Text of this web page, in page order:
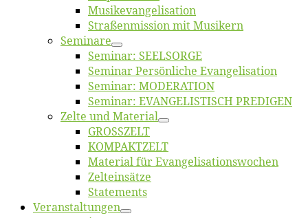
Musikevan­ge­li­sa­tion
Straßenmis­sion mit Musikern
Se­mi­na­re
Se­mi­nar: SEELSORGE
Se­mi­nar Per­sön­li­che Evangelisation
Se­mi­nar: MODERATION
Se­mi­nar: EVANGELISTISCH PREDIGEN
Zel­te und Material
GROSSZELT
KOMPAKTZELT
Ma­te­ri­al für Evangelisationswochen
Zelt­ein­sät­ze
State­ments
Ver­an­stal­tun­gen